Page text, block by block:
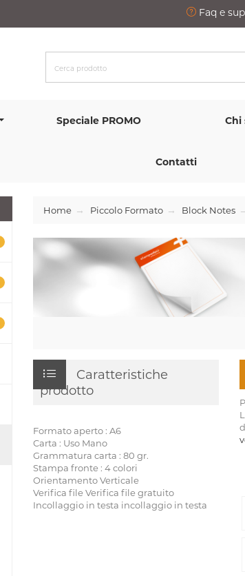
Faq e
Speciale PROMO Chi
Contatti
Home Piccolo Formato Block Notes
Caratteristiche
prodotto
Formato aperto : A6
Carta : Uso Mano
Grammatura carta : 80 gr.
Stampa fronte : 4 colori
Orientamento Verticale
Verifica file Verifica file gratuito
Incollaggio in testa incollaggio in testa